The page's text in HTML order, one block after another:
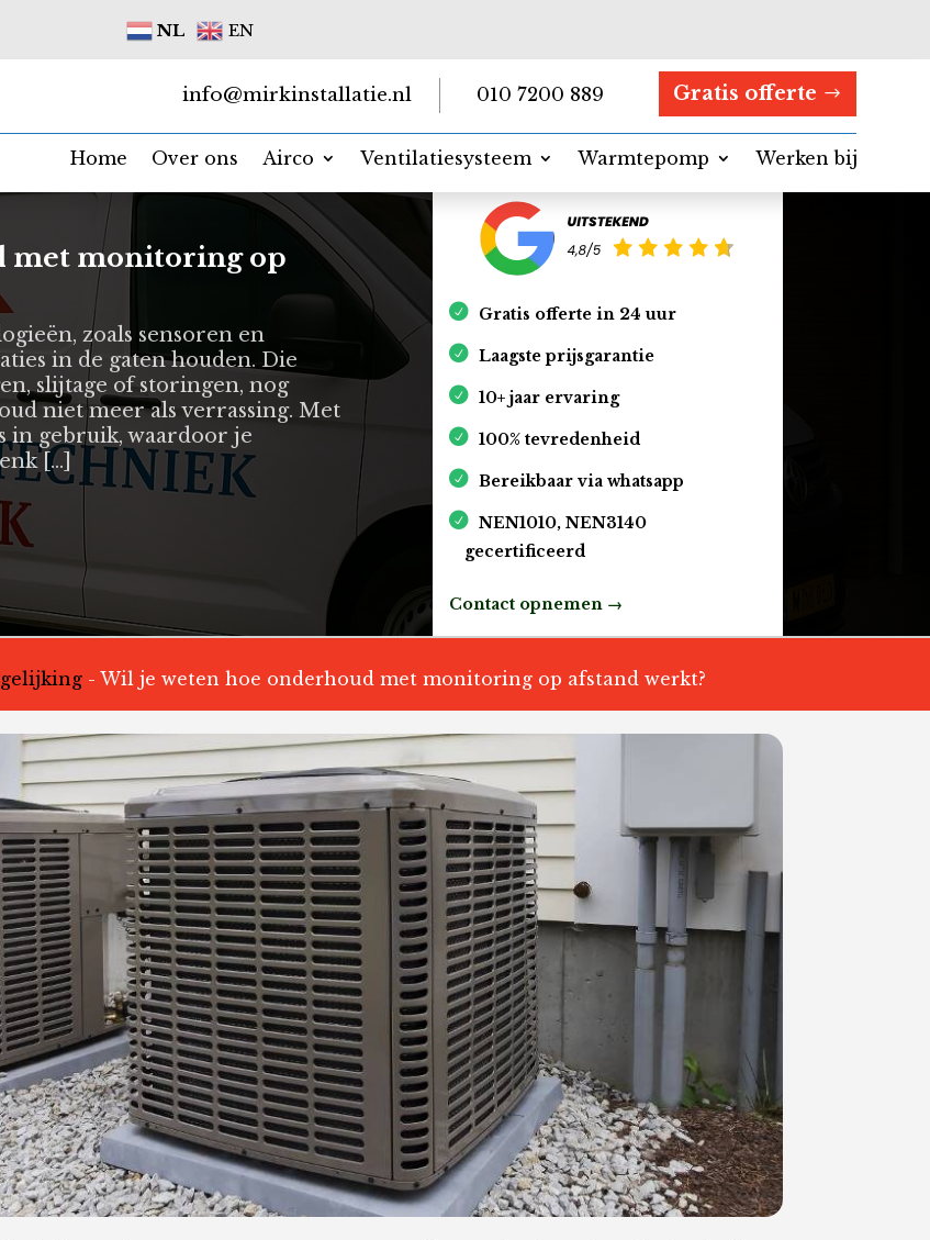
NL EN
Gratis offerte
010 7200 889
info@mirkinstallatie.nl
Home Over ons Airco Ventilatiesysteem Warmtepomp
Werken bij
met monitoring op
zoals sensoren en
in de gaten houden. Die
slijtage of storingen, nog
niet meer als verrassing. Met
in gebruik, waardoor je
[…]
Gratis offerte in 24 uur
Laagste prijsgarantie
10+ jaar ervaring
100% tevredenheid
Bereikbaar via whatsapp
NEN1010, NEN3140
gecertificeerd
Contact opnemen →
- Wil je weten hoe onderhoud met monitoring op afstand werkt?